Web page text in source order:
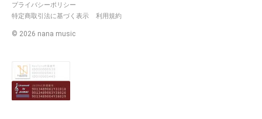
プライバシーポリシー
特定商取引法に基づく表示
利用規約
© 2026 nana music